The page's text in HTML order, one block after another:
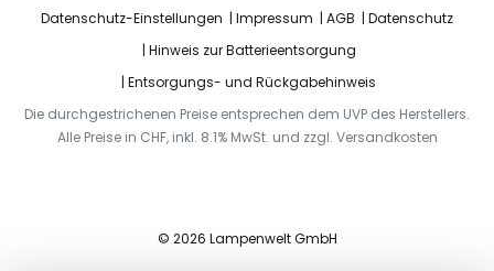
Datenschutz-Einstellungen Impressum AGB
Datenschutz
Hinweis zur Batterieentsorgung
Entsorgungs- und Rückgabehinweis
Die durchgestrichenen Preise entsprechen dem UVP des Herstellers.
Alle Preise in CHF, inkl. 8.1% MwSt. und zzgl. Versandkosten
© 2026 Lampenwelt GmbH